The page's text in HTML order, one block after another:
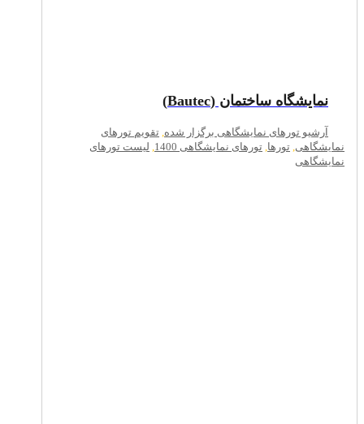
نمایشگاه ساختمان (Bautec)
آرشیو تورهای نمایشگاهی برگزار شده, تقویم تورهای
نمایشگاهی, تورها, تورهای نمایشگاهی 1400 , لیست تورهای
نمایشگاهی